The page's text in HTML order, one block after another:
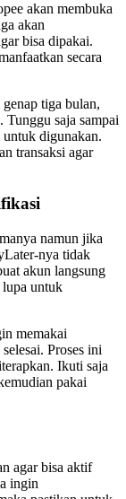
akan membuka
akan
bisa dipakai.
secara
tiga bulan,
Tunggu saja sampai
digunakan.
transaksi agar
namun jika
nya tidak
akun langsung
lupa untuk
memakai
Proses ini
Ikuti saja
pakai
agar bisa aktif
ingin